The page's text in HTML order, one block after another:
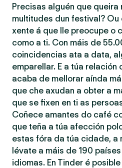
Precisas alguén que
multitudes dun festival?
xente á que lle preocupe o
como a ti. Con máis de
coincidencias ata a data,
emparellar. E a túa relación
acaba de mellorar aínda
que che axudan a obter a
que se fixen en ti as
Coñece amantes do café
que teña a túa afección
estas fóra da túa cidade, a
lévate a máis de 190
idiomas. En Tinder é